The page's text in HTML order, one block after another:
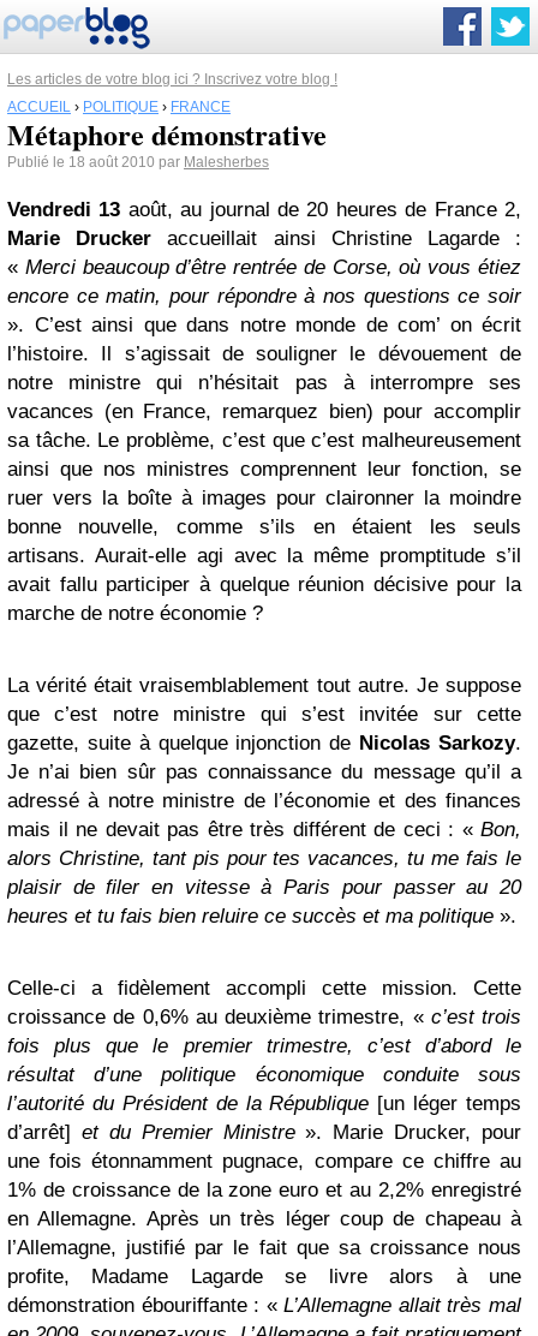
Les articles de votre blog ici ? Inscrivez votre blog !
ACCUEIL › POLITIQUE › FRANCE
Métaphore démonstrative
Publié le 18 août 2010 par Malesherbes
Vendredi 13 août, au journal de 20 heures de France 2,
Marie Drucker accueillait ainsi Christine Lagarde :
« Merci beaucoup d’être rentrée de Corse, où vous étiez
encore ce matin, pour répondre à nos questions ce soir
». C’est ainsi que dans notre monde de com’ on écrit
l’histoire. Il s’agissait de souligner le dévouement de
notre ministre qui n’hésitait pas à interrompre ses
vacances (en France, remarquez bien) pour accomplir
sa tâche. Le problème, c’est que c’est malheureusement
ainsi que nos ministres comprennent leur fonction, se
ruer vers la boîte à images pour claironner la moindre
bonne nouvelle, comme s’ils en étaient les seuls
artisans. Aurait-elle agi avec la même promptitude s’il
avait fallu participer à quelque réunion décisive pour la
marche de notre économie ?
La vérité était vraisemblablement tout autre. Je suppose
que c’est notre ministre qui s’est invitée sur cette
gazette, suite à quelque injonction de Nicolas Sarkozy.
Je n’ai bien sûr pas connaissance du message qu’il a
adressé à notre ministre de l’économie et des finances
mais il ne devait pas être très différent de ceci : « Bon,
alors Christine, tant pis pour tes vacances, tu me fais le
plaisir de filer en vitesse à Paris pour passer au 20
heures et tu fais bien reluire ce succès et ma politique ».
Celle-ci a fidèlement accompli cette mission. Cette
croissance de 0,6% au deuxième trimestre, « c’est trois
fois plus que le premier trimestre, c’est d’abord le
résultat d’une politique économique conduite sous
l’autorité du Président de la République [un léger temps
d’arrêt] et du Premier Ministre». Marie Drucker, pour
une fois étonnamment pugnace, compare ce chiffre au
1% de croissance de la zone euro et au 2,2% enregistré
en Allemagne. Après un très léger coup de chapeau à
l’Allemagne, justifié par le fait que sa croissance nous
profite, Madame Lagarde se livre alors à une
démonstration ébouriffante : «L’Allemagne allait très mal